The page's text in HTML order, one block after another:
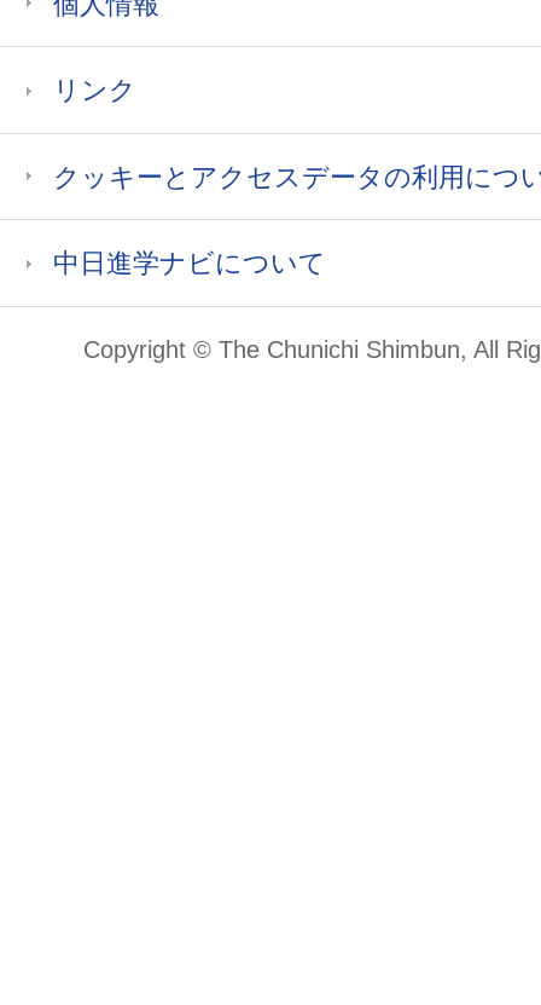
リンク
クッキーとアクセスデータの利用につ
中日進学ナビについて
Copyright © The Chunichi Shimbun, All